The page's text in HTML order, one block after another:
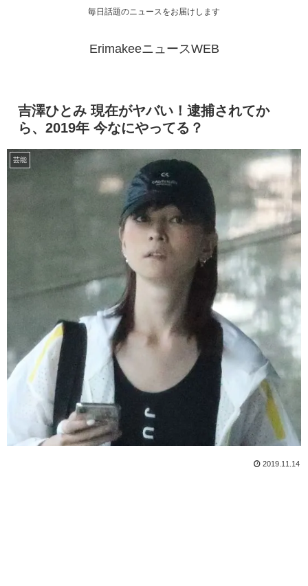
毎日話題のニュースをお届けします
ErimakeeニュースWEB
吉澤ひとみ 現在がヤバい！逮捕されてか
ら、2019年 今なにやってる？
芸能
2019.11.14